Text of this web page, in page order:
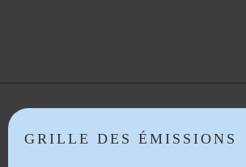
GRILLE DES ÉMISSIONS